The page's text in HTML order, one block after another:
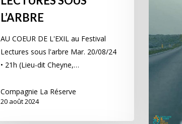
L’ARBRE
AU COEUR DE L'EXIL au Festival
Lectures sous l'arbre Mar. 20/08/24
• 21h (Lieu-dit Cheyne,…
Compagnie La Réserve
20 août 2024